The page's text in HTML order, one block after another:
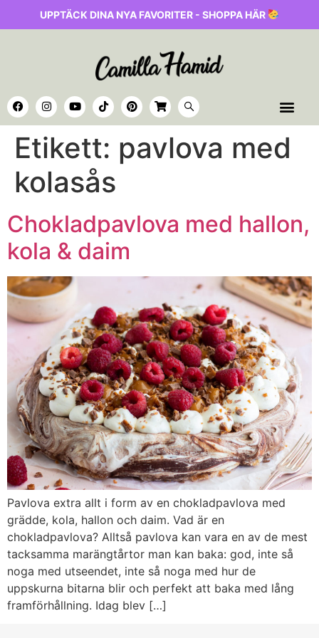
UPPTÄCK DINA NYA FAVORITER - SHOPPA HÄR
Etikett: pavlova med
kolasås
Chokladpavlova med hallon,
kola & daim
Pavlova extra allt i form av en chokladpavlova med
grädde, kola, hallon och daim. Vad är en
chokladpavlova? Alltså pavlova kan vara en av de mest
tacksamma marängtårtor man kan baka: god, inte så
noga med utseendet, inte så noga med hur de
uppskurna bitarna blir och perfekt att baka med lång
framförhållning. Idag blev […]